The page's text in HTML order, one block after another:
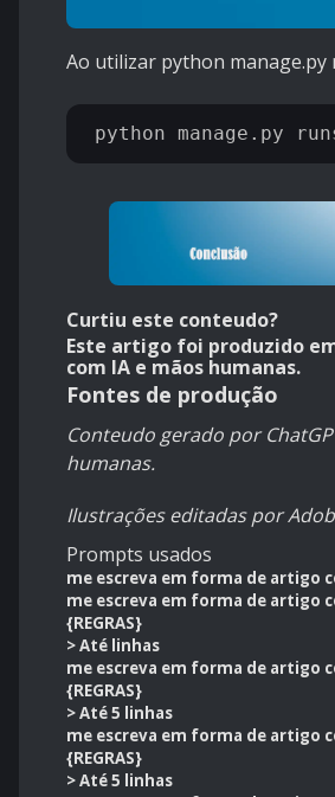
Ao utilizar python manage.py
Curtiu este conteudo?
Este artigo foi produzido
com IA e mãos humanas.
Fontes de produção
Conteudo gerado por
humanas.
Ilustrações editadas por
Prompts usados
me escreva em forma de artigo
me escreva em forma de artigo
{REGRAS}
>Até linhas
me escreva em forma de artigo
{REGRAS}
>Até5 linhas
me escreva em forma de artigo
{REGRAS}
>Até5 linhas